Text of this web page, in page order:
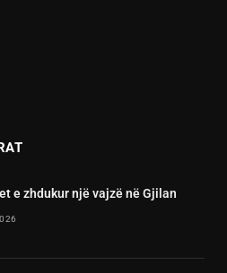
e zhdukur një vajzë në Gjilan